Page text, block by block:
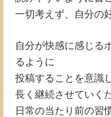
一切考えず、自分の
自分が快感に感じる
るように
投稿することを意識
長く継続させていく
日常の当たり前の習